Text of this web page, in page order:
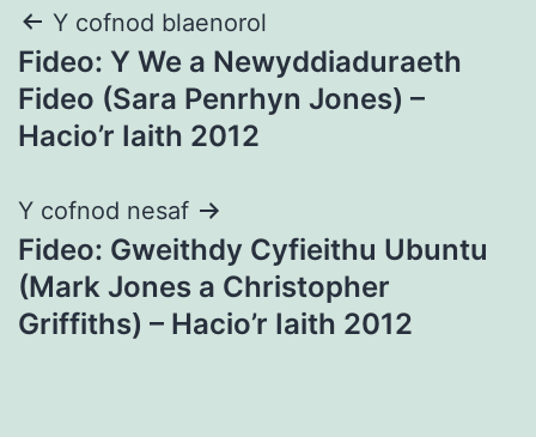
Llywio
cofnod
Y cofnod blaenorol
Fideo: Y We a Newyddiaduraeth
Fideo (Sara Penrhyn Jones) –
Hacio’r Iaith 2012
Y cofnod nesaf
Fideo: Gweithdy Cyfieithu Ubuntu
(Mark Jones a Christopher
Griffiths) – Hacio’r Iaith 2012